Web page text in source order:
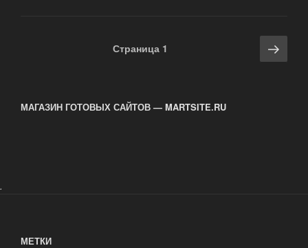
«ТеатреСтраница 1
МАГАЗИН ГОТОВЫХ САЙТОВ — MARTSITE.RU
.
МЕТКИ